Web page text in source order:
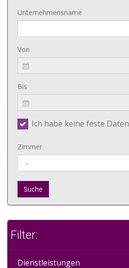
Unternehmensname
Von
Bis
Ich habe keine feste Daten
Zimmer
Suche
Filter:
Dienstleistungen